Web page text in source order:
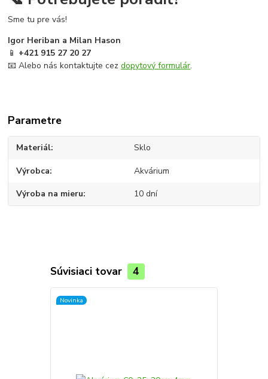
Sme tu pre vás!
Igor Heriban a Milan Hason
📱 +421 915 27 20 27
📧 Alebo nás kontaktujte cezdopytový formulár.
Parametre
Materiál Sklo
Výrobca Akvárium
Výroba na mieru 10 dní
Súvisiaci tovar 4
Novinka